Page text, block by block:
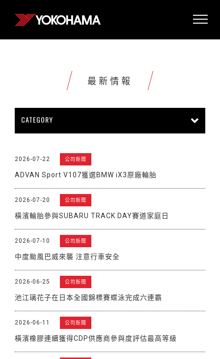
最新情報
CATEGORY
販促活動
2026-07-22 公司新聞
ADVAN Sport V107獲選BMW iX3原廠輪胎
2026-07-20 公司新聞
橫濱輪胎參與SUBARU TRACK DAY賽道家庭日
2026-07-10 公司新聞
中度颱風巴威來襲 注意行車安全
2026-06-25 公司新聞
池江璃花子在日本全國錦標賽蝶泳完成六連霸
2026-06-11 公司新聞
橫濱橡膠連續獲得CDP供應商參與度評估最高等級